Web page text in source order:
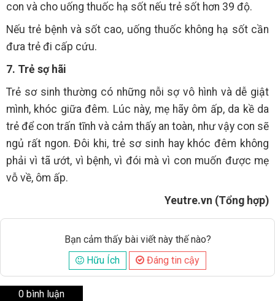
con và cho uống thuốc hạ sốt nếu trẻ sốt hơn 39 độ.
Nếu trẻ bệnh và sốt cao, uống thuốc không hạ sốt cần
đưa trẻ đi cấp cứu.
7. Trẻ sợ hãi
Trẻ sơ sinh thường có những nỗi sợ vô hình và dễ giật
mình, khóc giữa đêm. Lúc này, mẹ hãy ôm ấp, da kề da
trẻ để con trấn tĩnh và cảm thấy an toàn, như vậy con sẽ
ngủ rất ngon. Đôi khi, trẻ sơ sinh hay khóc đêm không
phải vì tã ướt, vì bệnh, vì đói mà vì con muốn được mẹ
vỗ về, ôm ấp.
Yeutre.vn (Tổng hợp)
Bạn cảm thấy bài viết này thế nào?
Hữu Ích
Đáng tin cậy
0 bình luận